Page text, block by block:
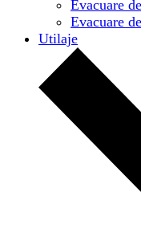
Evacuare
Evacuare
Utilaje